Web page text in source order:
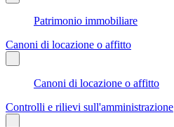
Patrimonio immobiliare
Canoni di locazione o affitto
Canoni di locazione o affitto
Controlli e rilievi sull'amministrazione